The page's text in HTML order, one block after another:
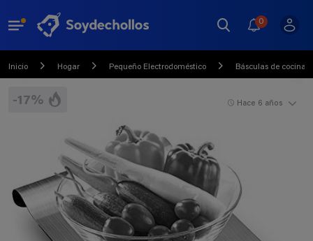
0
Inicio Hogar Pequeño Electrodoméstico Básculas de cocina
-17% Hace 6 años